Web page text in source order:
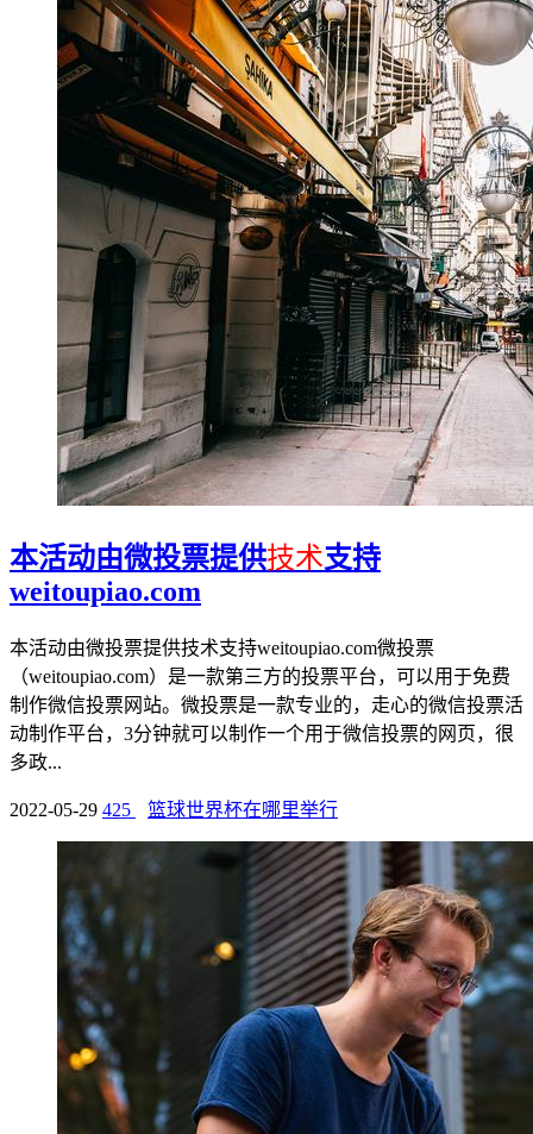
本活动由微投票提供技术支持
weitoupiao.com
本活动由微投票提供技术支持weitoupiao.com微投票
（weitoupiao.com）是一款第三方的投票平台，可以用于免费
制作微信投票网站。微投票是一款专业的，走心的微信投票活
动制作平台，3分钟就可以制作一个用于微信投票的网页，很
多政...
2022-05-29 425 篮球世界杯在哪里举行